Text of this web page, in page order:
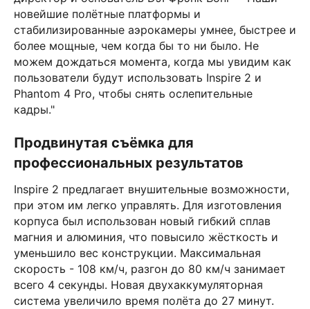
новейшие полётные платформы и
стабилизированные аэрокамеры умнее, быстрее и
более мощные, чем когда бы то ни было. Не
можем дождаться момента, когда мы увидим как
пользователи будут использовать Inspire 2 и
Phantom 4 Pro, чтобы снять ослепительные
кадры."
Продвинутая съёмка для
профессиональных результатов
Inspire 2 предлагает внушительные возможности,
при этом им легко управлять. Для изготовления
корпуса был использован новый гибкий сплав
магния и алюминия, что повысило жёсткость и
уменьшило вес конструкции. Максимальная
скорость - 108 км/ч, разгон до 80 км/ч занимает
всего 4 секунды. Новая двухаккумуляторная
система увеличило время полёта до 27 минут.